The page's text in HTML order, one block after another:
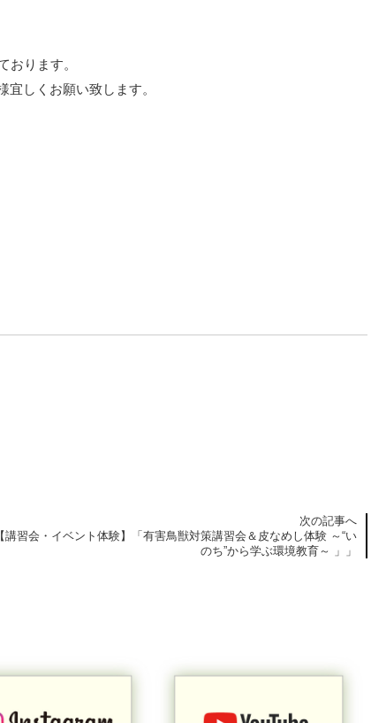
おります。
しくお願い致します。
次の記事へ
講習会・イベント体験】「有害鳥獣対策講習会＆皮なめし体験 ～“い
のち”から学ぶ環境教育～ 」」